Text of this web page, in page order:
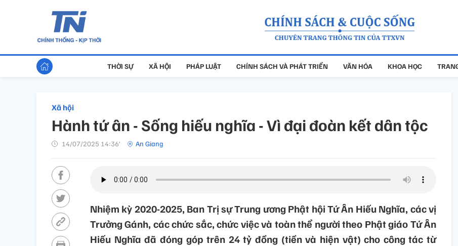
THỜI SỰ XÃ HỘI PHÁP LUẬT CHÍNH SÁCH VÀ PHÁT TRIỂN VĂN HÓA KHOA HỌC
Xã hội
Hành tứ ân - Sống hiếu nghĩa - Vì đại đoàn kết dân tộc
14/07/2025 14:36’ An Giang
Nhiệm kỳ 2020-2025, Ban Trị sự Trung ương Phật hội Tứ Ân Hiếu Nghĩa, các vị
Trưởng Gánh, các chức sắc, chức việc và toàn thể người theo Phật giáo Tứ Ân
Hiếu Nghĩa đã đóng góp trên 24 tỷ đồng (tiền và hiện vật) cho công tác từ